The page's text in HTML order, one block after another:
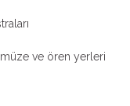
ve ören yerleri